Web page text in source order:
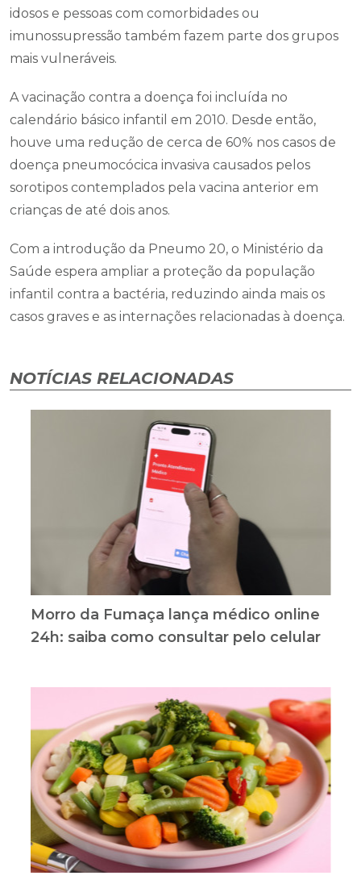
idosos e pessoas com comorbidades ou
imunossupressão também fazem parte dos grupos
mais vulneráveis.
A vacinação contra a doença foi incluída no
calendário básico infantil em 2010. Desde então,
houve uma redução de cerca de 60% nos casos de
doença pneumocócica invasiva causados pelos
sorotipos contemplados pela vacina anterior em
crianças de até dois anos.
Com a introdução da Pneumo 20, o Ministério da
Saúde espera ampliar a proteção da população
infantil contra a bactéria, reduzindo ainda mais os
casos graves e as internações relacionadas à doença.
NOTÍCIAS RELACIONADAS
Morro da Fumaça lança médico online
24h: saiba como consultar pelo celular